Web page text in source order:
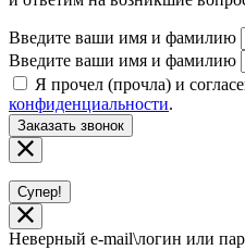
Введите ваши имя и фамилию
Введите ваши имя и фамилию
Я прочел (прочла) и
конфиденциальности.
Заказать звонок
Супер!
Неверный e-mail\логин или